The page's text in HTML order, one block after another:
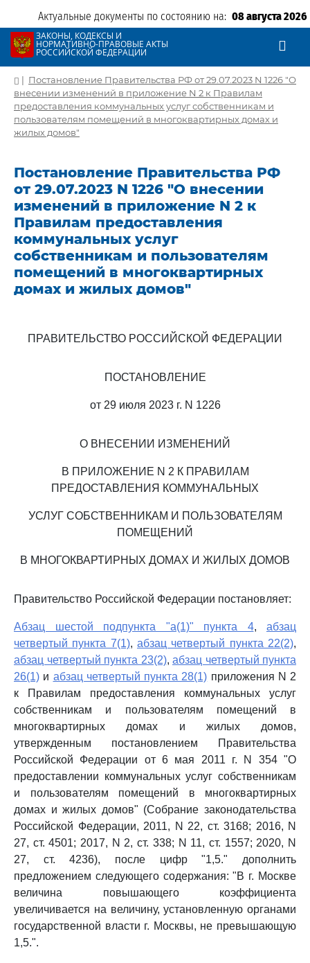
Актуальные документы по состоянию на: 08 августа 2026
ЗАКОНЫ, КОДЕКСЫ И
НОРМАТИВНО-ПРАВОВЫЕ АКТЫ
РОССИЙСКОЙ ФЕДЕРАЦИИ
| Постановление Правительства РФ от 29.07.2023 N 1226 "О
внесении изменений в приложение N 2 к Правилам
предоставления коммунальных услуг собственникам и
пользователям помещений в многоквартирных домах и
жилых домов"
Постановление Правительства РФ
от 29.07.2023 N 1226 "О внесении
изменений в приложение N 2 к
Правилам предоставления
коммунальных услуг
собственникам и пользователям
помещений в многоквартирных
домах и жилых домов"
ПРАВИТЕЛЬСТВО РОССИЙСКОЙ ФЕДЕРАЦИИ
ПОСТАНОВЛЕНИЕ
от 29 июля 2023 г. N 1226
О ВНЕСЕНИИ ИЗМЕНЕНИЙ
В ПРИЛОЖЕНИЕ N 2 К ПРАВИЛАМ
ПРЕДОСТАВЛЕНИЯ КОММУНАЛЬНЫХ
УСЛУГ СОБСТВЕННИКАМ И ПОЛЬЗОВАТЕЛЯМ
ПОМЕЩЕНИЙ
В МНОГОКВАРТИРНЫХ ДОМАХ И ЖИЛЫХ ДОМОВ
Правительство Российской Федерации постановляет:
Абзац шестой подпункта "а(1)" пункта 4, абзац
четвертый пункта 7(1),абзац четвертый пункта 22(2),
абзац четвертый пункта 23(2), абзац четвертый пункта
26(1) и абзац четвертый пункта 28(1) приложения N 2
к Правилам предоставления коммунальных услуг
собственникам и пользователям помещений в
многоквартирных домах и жилых домов,
утвержденным постановлением Правительства
Российской Федерации от 6 мая 2011 г. N 354 "О
предоставлении коммунальных услуг собственникам
и пользователям помещений в многоквартирных
домах и жилых домов" (Собрание законодательства
Российской Федерации, 2011, N 22, ст. 3168; 2016, N
27, ст. 4501; 2017, N 2, ст. 338; N 11, ст. 1557; 2020, N
27, ст. 4236), после цифр "1,5." дополнить
предложением следующего содержания: "В г. Москве
величина повышающего коэффициента
увеличивается на величину, установленную органами
государственной власти г. Москвы, не превышающую
1,5.".